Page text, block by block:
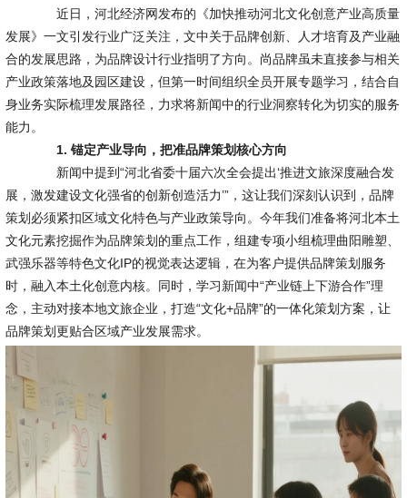
近日，河北经济网发布的《加快推动河北文化创意产业高质量
发展》一文引发行业广泛关注，文中关于品牌创新、人才培育及产业融
合的发展思路，为品牌设计行业指明了方向。尚品牌虽未直接参与相关
产业政策落地及园区建设，但第一时间组织全员开展专题学习，结合自
身业务实际梳理发展路径，力求将新闻中的行业洞察转化为切实的服务
能力。
1. 锚定产业导向，把准品牌策划核心方向
新闻中提到“河北省委十届六次全会提出‘推进文旅深度融合发
展，激发建设文化强省的创新创造活力’”，这让我们深刻认识到，品牌
策划必须紧扣区域文化特色与产业政策导向。今年我们准备将河北本土
文化元素挖掘作为品牌策划的重点工作，组建专项小组梳理曲阳雕塑、
武强乐器等特色文化IP的视觉表达逻辑，在为客户提供品牌策划服务
时，融入本土化创意内核。同时，学习新闻中“产业链上下游合作”理
念，主动对接本地文旅企业，打造“文化+品牌”的一体化策划方案，让
品牌策划更贴合区域产业发展需求。